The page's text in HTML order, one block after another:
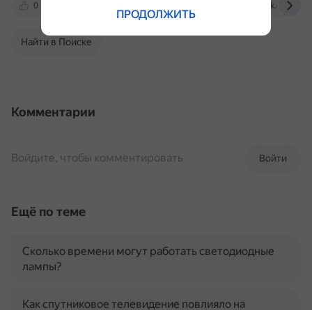
0 vk.com
Найти в Поиске
Комментарии
Войти
Войдите, чтобы комментировать
Ещё по теме
Сколько времени могут работать светодиодные
лампы?
Как спутниковое телевидение повлияло на
ПРОДОЛЖИТЬ